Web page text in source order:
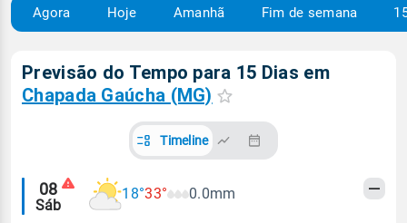
Agora Hoje Amanhã Fim de semana
Previsão do Tempo para 15 Dias em
Chapada Gaúcha (MG)
Timeline
Alertas
meteorológicos
08
Sáb
18°33° 0.0mm